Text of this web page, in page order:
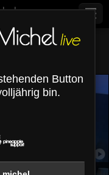
AmirraLovely
Button
bin.